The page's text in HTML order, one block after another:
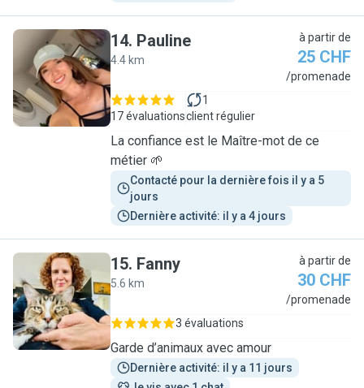
P
14. Pauline
4.4 km
à partir de
25 CHF
/promenade
17 évaluations
1
client régulier
La confiance est le Maître-mot de ce
métier 🌱
Contacté pour la dernière fois il y a 5
jours
Dernière activité: il y a 4 jours
F
15. Fanny
5.6 km
à partir de
30 CHF
/promenade
3 évaluations
Garde d’animaux avec amour
Dernière activité: il y a 11 jours